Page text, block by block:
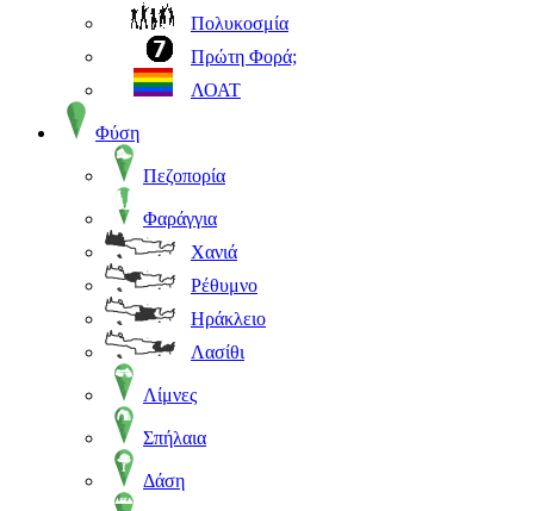
Πολυκοσμία
Πρώτη Φορά;
ΛΟΑΤ
Φύση
Πεζοπορία
Φαράγγια
Χανιά
Ρέθυμνο
Ηράκλειο
Λασίθι
Λίμνες
Σπήλαια
Δάση